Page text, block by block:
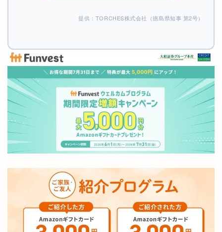
提供：TORCHES株式会社（徳島県知事 第2号）